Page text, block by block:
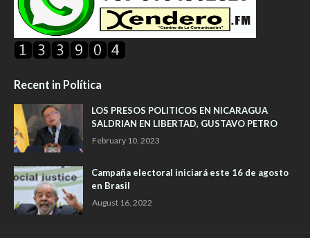
Recent in Política
LOS PRESOS POLITICOS EN NICARAGUA
SALDRIAN EN LIBERTAD, GUSTAVO PETRO
February 10, 2023
Campaña electoral iniciará este 16 de agosto
en Brasil
August 16, 2022